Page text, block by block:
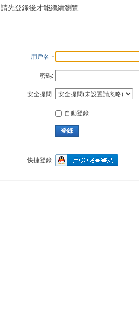
索
請先登錄後才能繼續瀏覽
用戶名
密碼:
安全提問:
自動登錄
登錄
快捷登錄: